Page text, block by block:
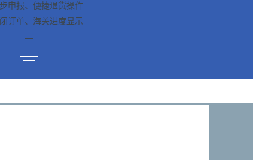
申报、便捷退货操作
订单、海关进度显示
—